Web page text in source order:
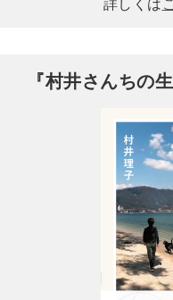
詳しくは
『村井さんちの